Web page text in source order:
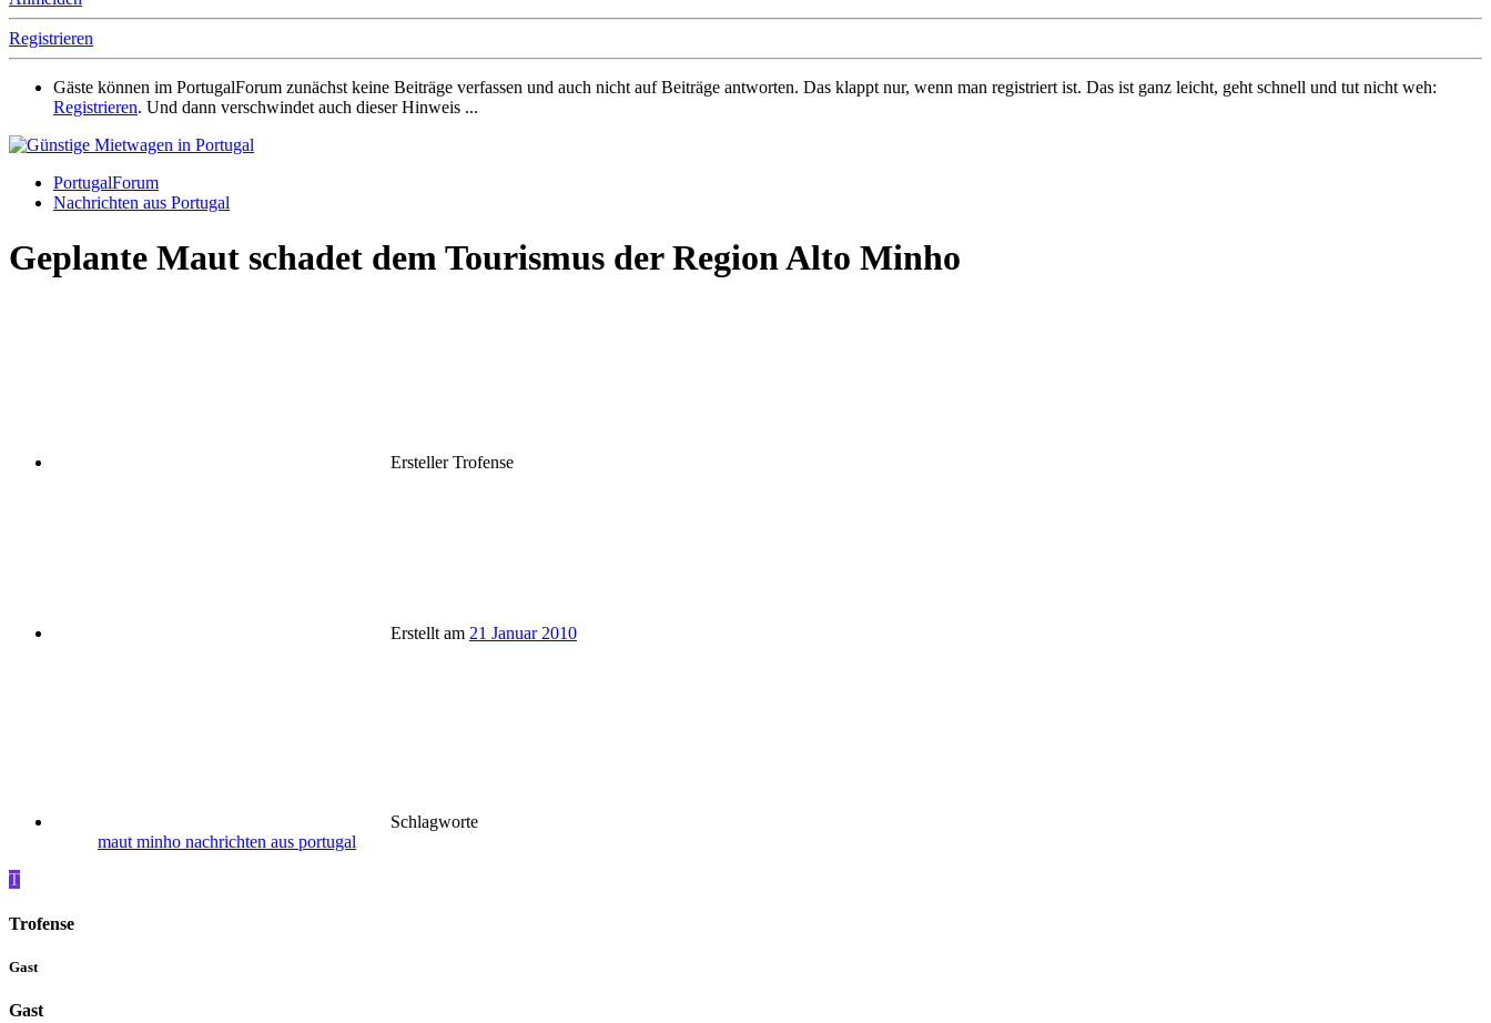
Registrieren
Gäste können im PortugalForum zunächst keine Beiträge verfassen und auch nicht auf Beiträge antworten. Das klappt nur, wenn man registriert ist. Das ist ganz leicht, geht schnell und tut nicht weh:
Registrieren. Und dann verschwindet auch dieser Hinweis ...
PortugalForum
Nachrichten aus Portugal
Geplante Maut schadet dem Tourismus der Region Alto Minho
Ersteller Trofense
Erstellt am 21 Januar 2010
Schlagworte
maut minho nachrichten aus portugal
T
Trofense
Gast
Gast